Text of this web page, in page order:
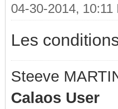
04-30-2014, 10:11
Les
Steeve
Calaos User